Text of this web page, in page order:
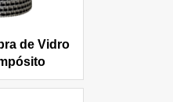
de Vidro